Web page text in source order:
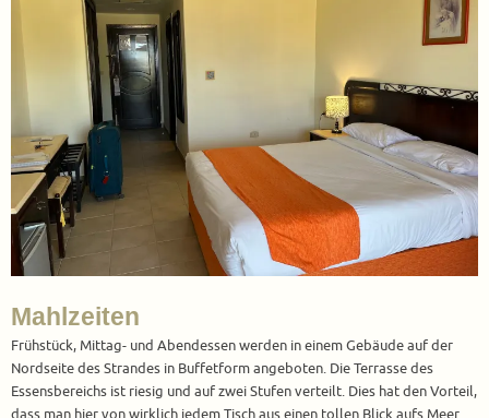
Mahlzeiten
Frühstück, Mittag- und Abendessen werden in einem Gebäude auf der
Nordseite des Strandes in Buffetform angeboten. Die Terrasse des
Essensbereichs ist riesig und auf zwei Stufen verteilt. Dies hat den Vorteil,